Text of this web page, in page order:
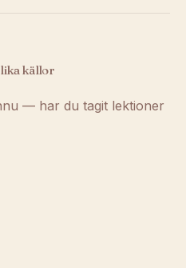
källor
— har du tagit lektioner